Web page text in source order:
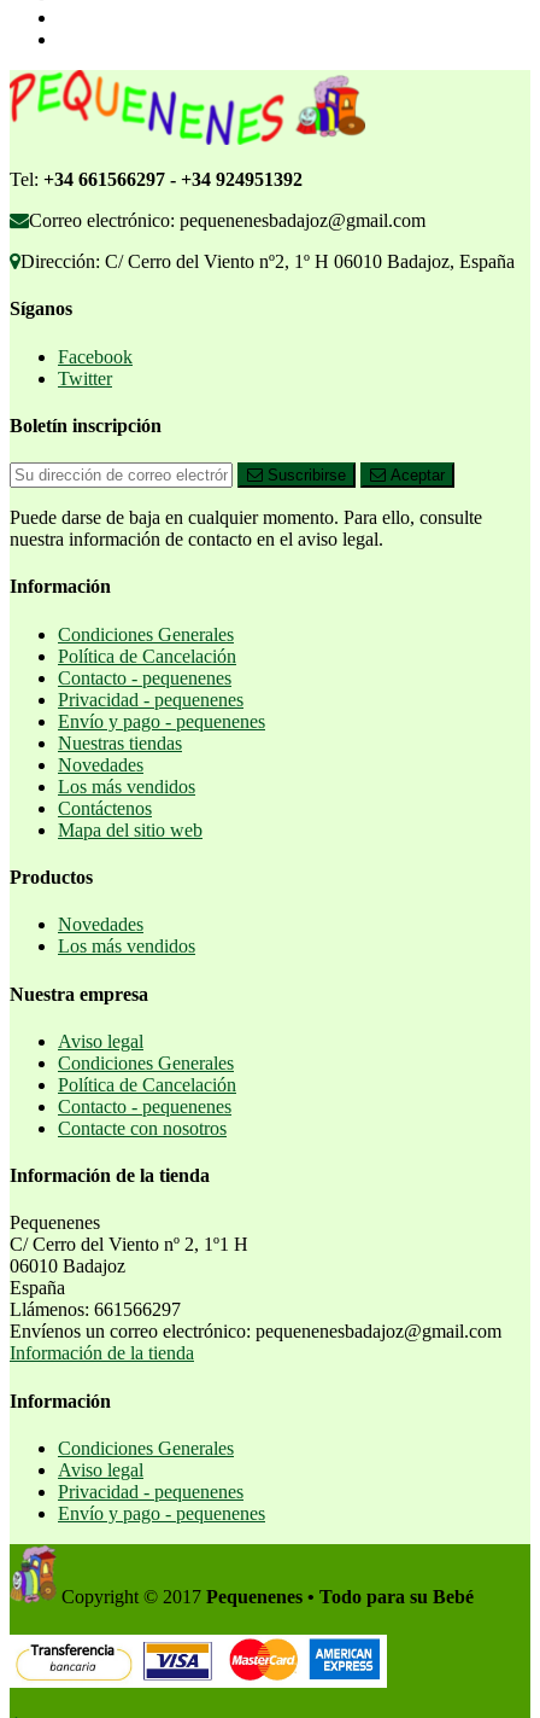
Tel: +34 661566297 - +34 924951392
Correo electrónico: pequenenesbadajoz@gmail.com
Dirección: C/ Cerro del Viento nº2, 1º H 06010 Badajoz, España
Síganos
Facebook
Twitter
Boletín inscripción
Suscribirse Aceptar
Puede darse de baja en cualquier momento. Para ello, consulte
nuestra información de contacto en el aviso legal.
Información
Condiciones Generales
Política de Cancelación
Contacto - pequenenes
Privacidad - pequenenes
Envío y pago - pequenenes
Nuestras tiendas
Novedades
Los más vendidos
Contáctenos
Mapa del sitio web
Productos
Novedades
Los más vendidos
Nuestra empresa
Aviso legal
Condiciones Generales
Política de Cancelación
Contacto - pequenenes
Contacte con nosotros
Información de la tienda
Pequenenes
C/ Cerro del Viento nº 2, 1º1 H
06010 Badajoz
España
Llámenos: 661566297
Envíenos un correo electrónico: pequenenesbadajoz@gmail.com
Información de la tienda
Información
Condiciones Generales
Aviso legal
Privacidad - pequenenes
Envío y pago - pequenenes
Copyright © 2017 Pequenenes • Todo para su Bebé